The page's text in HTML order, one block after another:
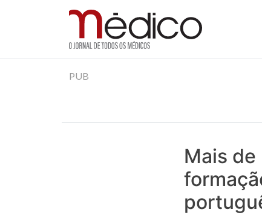
Jornal Médico
Médico – O Jornal de Todos os Médicos.
PUB
Mais